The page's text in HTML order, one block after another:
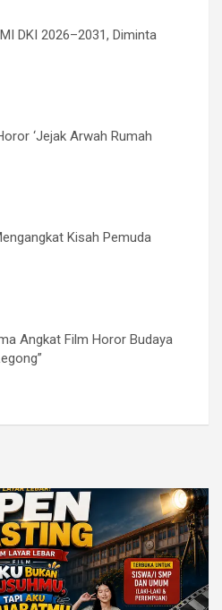
DKI 2026–2031, Diminta
‘Jejak Arwah Rumah
Kisah Pemuda
Angkat Film Horor Budaya